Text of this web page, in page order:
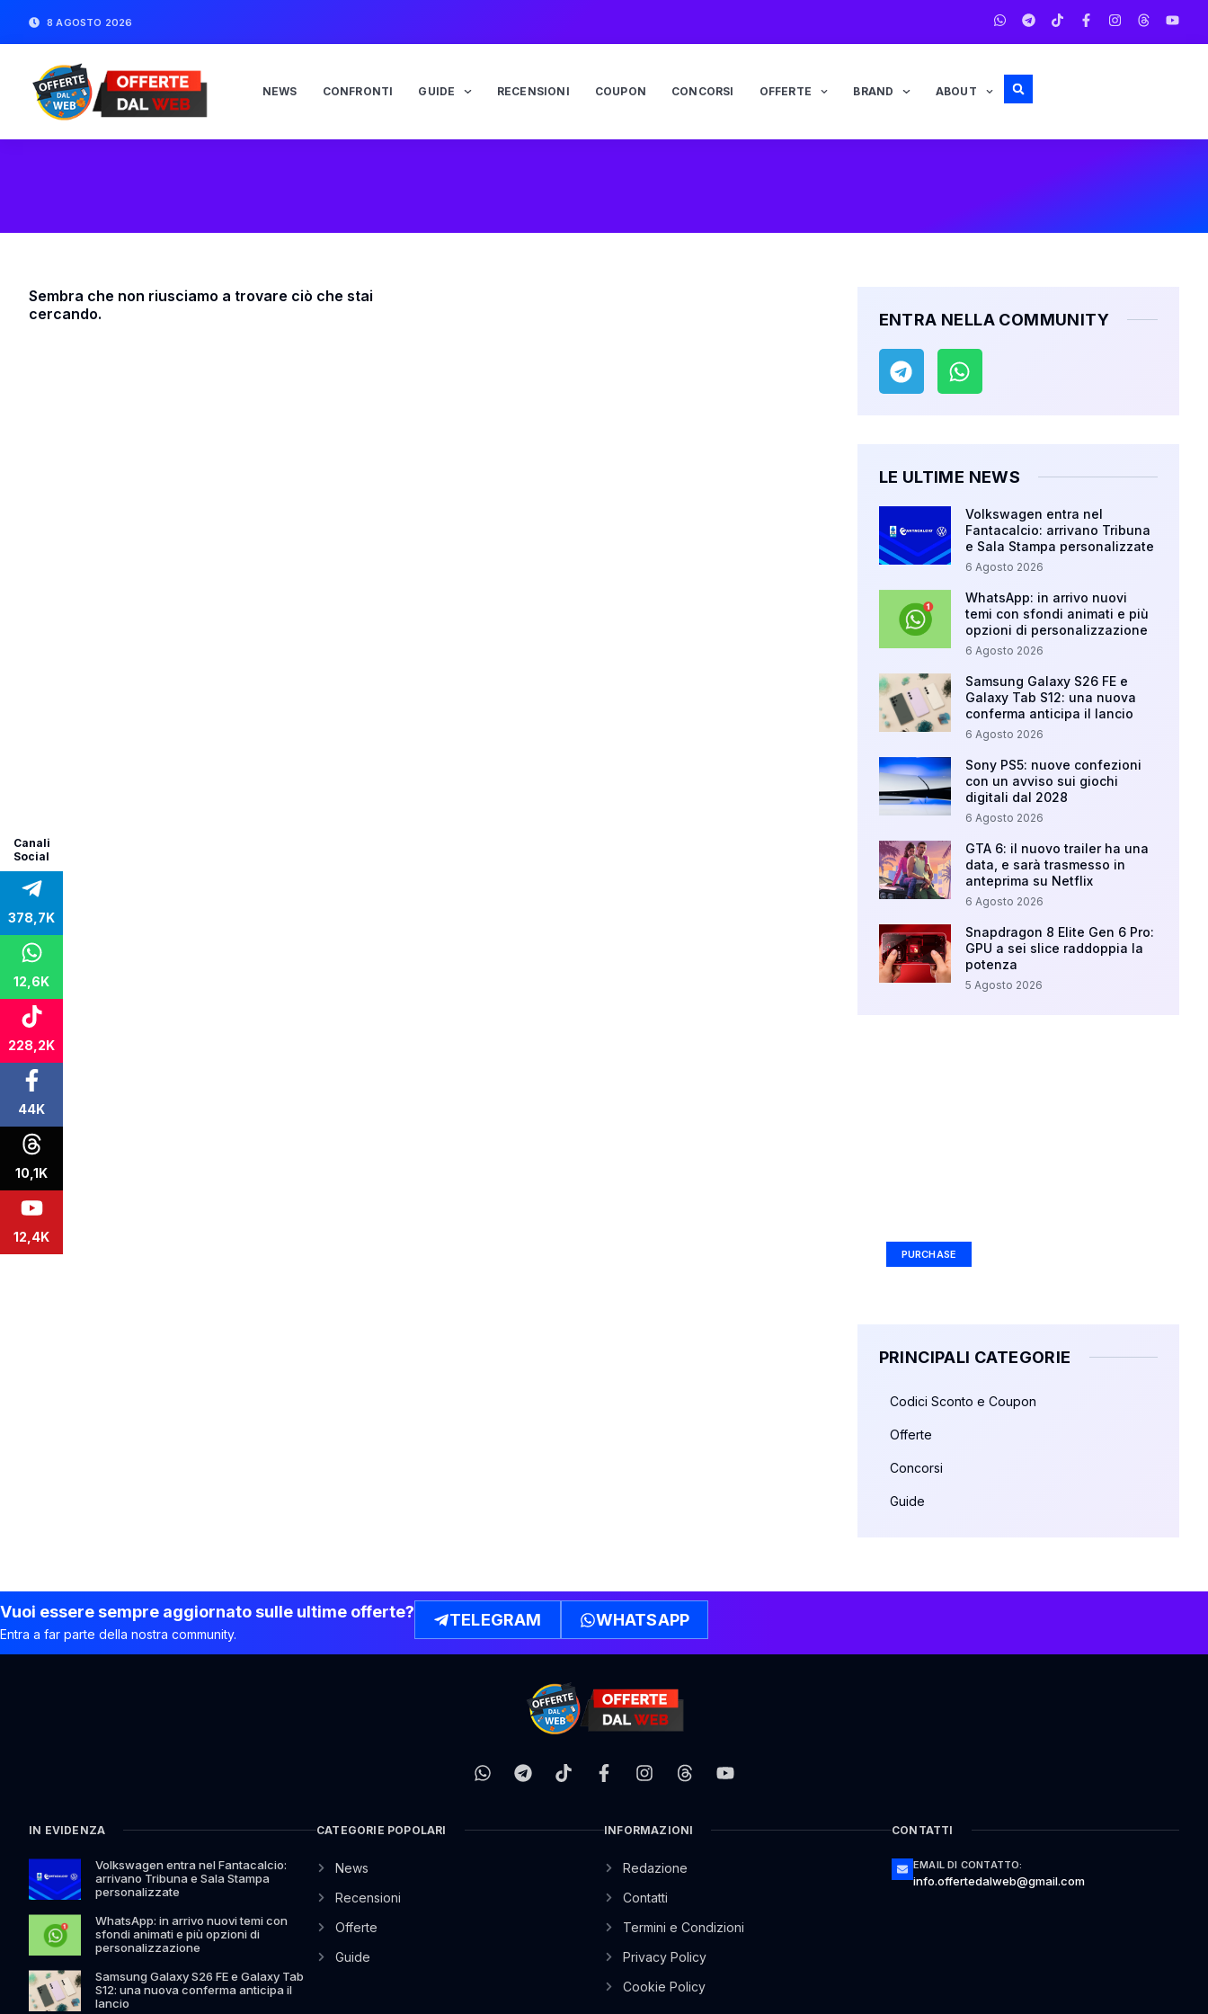
8 AGOSTO 2026
NEWS CONFRONTI GUIDE RECENSIONI COUPON CONCORSI OFFERTE BRAND ABOUT
Canali
Social
378,7K
12,6K
228,2K
44K
10,1K
12,4K
Sembra che non riusciamo a trovare ciò che stai
cercando.
ENTRA NELLA COMMUNITY
LE ULTIME NEWS
Volkswagen entra nel
Fantacalcio: arrivano Tribuna
e Sala Stampa personalizzate
6 Agosto 2026
WhatsApp: in arrivo nuovi
temi con sfondi animati e più
opzioni di personalizzazione
6 Agosto 2026
Samsung Galaxy S26 FE e
Galaxy Tab S12: una nuova
conferma anticipa il lancio
6 Agosto 2026
Sony PS5: nuove confezioni
con un avviso sui giochi
digitali dal 2028
6 Agosto 2026
GTA 6: il nuovo trailer ha una
data, e sarà trasmesso in
anteprima su Netflix
6 Agosto 2026
Snapdragon 8 Elite Gen 6 Pro:
GPU a sei slice raddoppia la
potenza
5 Agosto 2026
PURCHASE
PRINCIPALI CATEGORIE
Codici Sconto e Coupon
Offerte
Concorsi
Guide
Vuoi essere sempre aggiornato sulle ultime offerte?
Entra a far parte della nostra community.
TELEGRAM WHATSAPP
IN EVIDENZA
Volkswagen entra nel Fantacalcio:
arrivano Tribuna e Sala Stampa
personalizzate
WhatsApp: in arrivo nuovi temi con
sfondi animati e più opzioni di
personalizzazione
Samsung Galaxy S26 FE e Galaxy Tab
S12: una nuova conferma anticipa il
lancio
CATEGORIE POPOLARI
News
Recensioni
Offerte
Guide
INFORMAZIONI
Redazione
Contatti
Termini e Condizioni
Privacy Policy
Cookie Policy
CONTATTI
EMAIL DI CONTATTO:
info.offertedalweb@gmail.com